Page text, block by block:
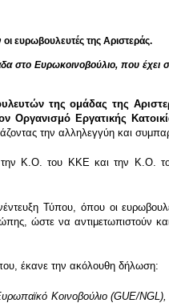
ευρωβουλευτές της Αριστεράς.
Ευρωκοινοβούλιο, που έχει
της ομάδας της
Οργανισμό Εργατικής
την αλληλεγγύη και
την Κ.Ο. του ΚΚΕ και την Κ.Ο.
Τύπου, όπου οι
ώστε να αντιμετωπιστούν και
έκανε την ακόλουθη δήλωση:
Κοινοβούλιο (GUE/